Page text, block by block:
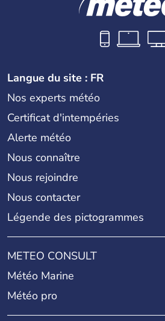
Langue du site : FR
Nos experts météo
Certificat d'intempéries
Alerte météo
Nous connaître
Nous rejoindre
Nous contacter
Légende des pictogrammes
METEO CONSULT
Météo Marine
Météo pro